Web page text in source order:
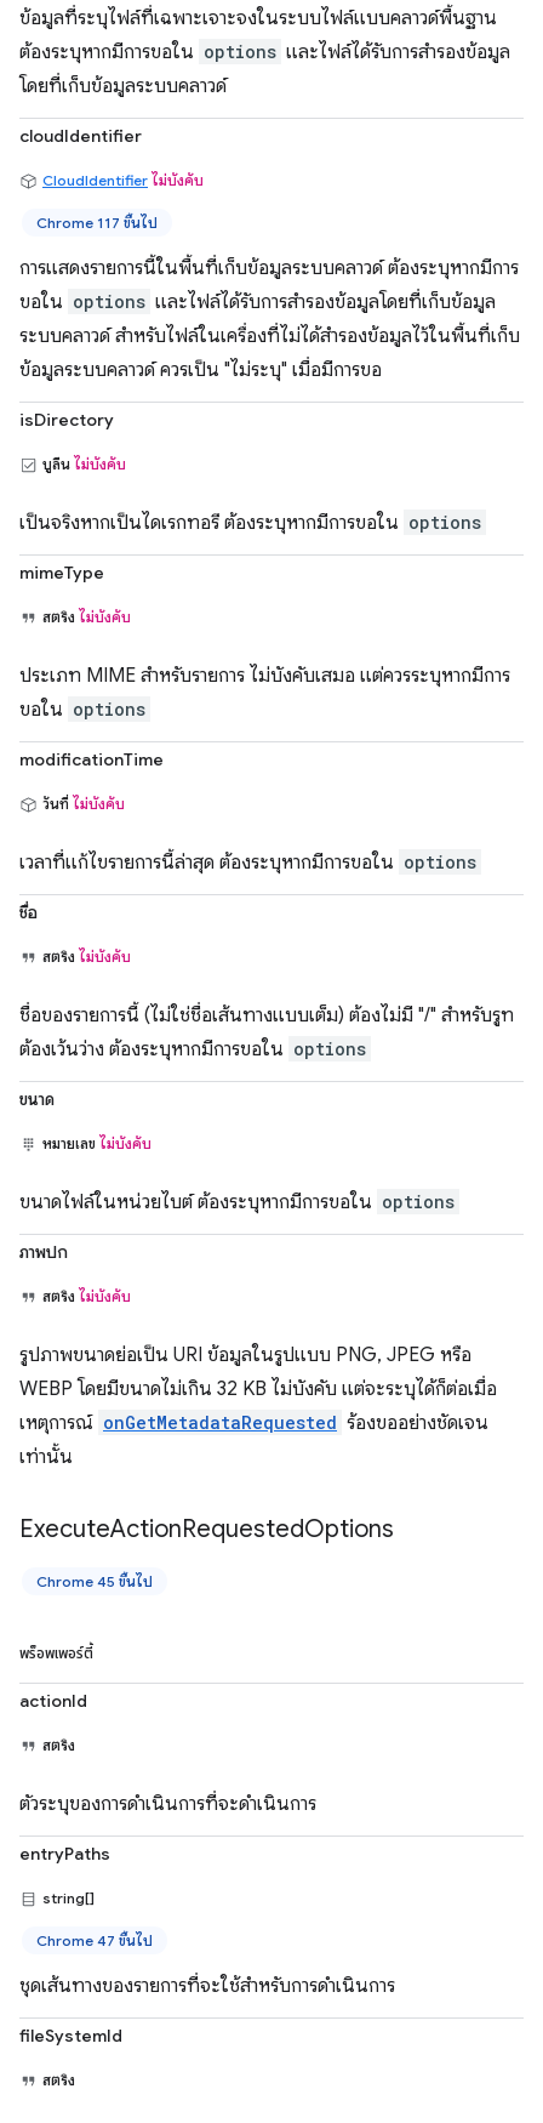
ข้อมูลที่ระบุไฟล์ที่เฉพาะเจาะจงในระบบไฟล์แบบคลาวด์พื้นฐาน
ต้องระบุหากมีการขอใน options และไฟล์ได้รับการสำรองข้อมูล
โดยที่เก็บข้อมูลระบบคลาวด์
cloudIdentifier
CloudIdentifier ไม่บังคับ
Chrome 117 ขึ้นไป
การแสดงรายการนี้ในพื้นที่เก็บข้อมูลระบบคลาวด์ ต้องระบุหากมีการ
ขอใน options และไฟล์ได้รับการสำรองข้อมูลโดยที่เก็บข้อมูล
ระบบคลาวด์ สำหรับไฟล์ในเครื่องที่ไม่ได้สำรองข้อมูลไว้ในพื้นที่เก็บ
ข้อมูลระบบคลาวด์ ควรเป็น "ไม่ระบุ" เมื่อมีการขอ
isDirectory
บูลีน ไม่บังคับ
เป็นจริงหากเป็นไดเรกทอรี ต้องระบุหากมีการขอใน options
mimeType
สตริง ไม่บังคับ
ประเภท MIME สำหรับรายการ ไม่บังคับเสมอ แต่ควรระบุหากมีการ
ขอใน options
modificationTime
วันที่ ไม่บังคับ
เวลาที่แก้ไขรายการนี้ล่าสุด ต้องระบุหากมีการขอใน options
ชื่อ
สตริง ไม่บังคับ
ชื่อของรายการนี้ (ไม่ใช่ชื่อเส้นทางแบบเต็ม) ต้องไม่มี "/" สำหรับรูท
ต้องเว้นว่าง ต้องระบุหากมีการขอใน options
ขนาด
หมายเลข ไม่บังคับ
ขนาดไฟล์ในหน่วยไบต์ ต้องระบุหากมีการขอใน options
ภาพปก
สตริง ไม่บังคับ
รูปภาพขนาดย่อเป็น URI ข้อมูลในรูปแบบ PNG, JPEG หรือ
WEBP โดยมีขนาดไม่เกิน 32 KB ไม่บังคับ แต่จะระบุได้ก็ต่อเมื่อ
เหตุการณ์ onGetMetadataRequested ร้องขออย่างชัดเจน
เท่านั้น
ExecuteActionRequestedOptions
Chrome 45 ขึ้นไป
พร็อพเพอร์ตี้
actionId
สตริง
ตัวระบุของการดำเนินการที่จะดำเนินการ
entryPaths
string[]
Chrome 47 ขึ้นไป
ชุดเส้นทางของรายการที่จะใช้สำหรับการดำเนินการ
fileSystemId
สตริง